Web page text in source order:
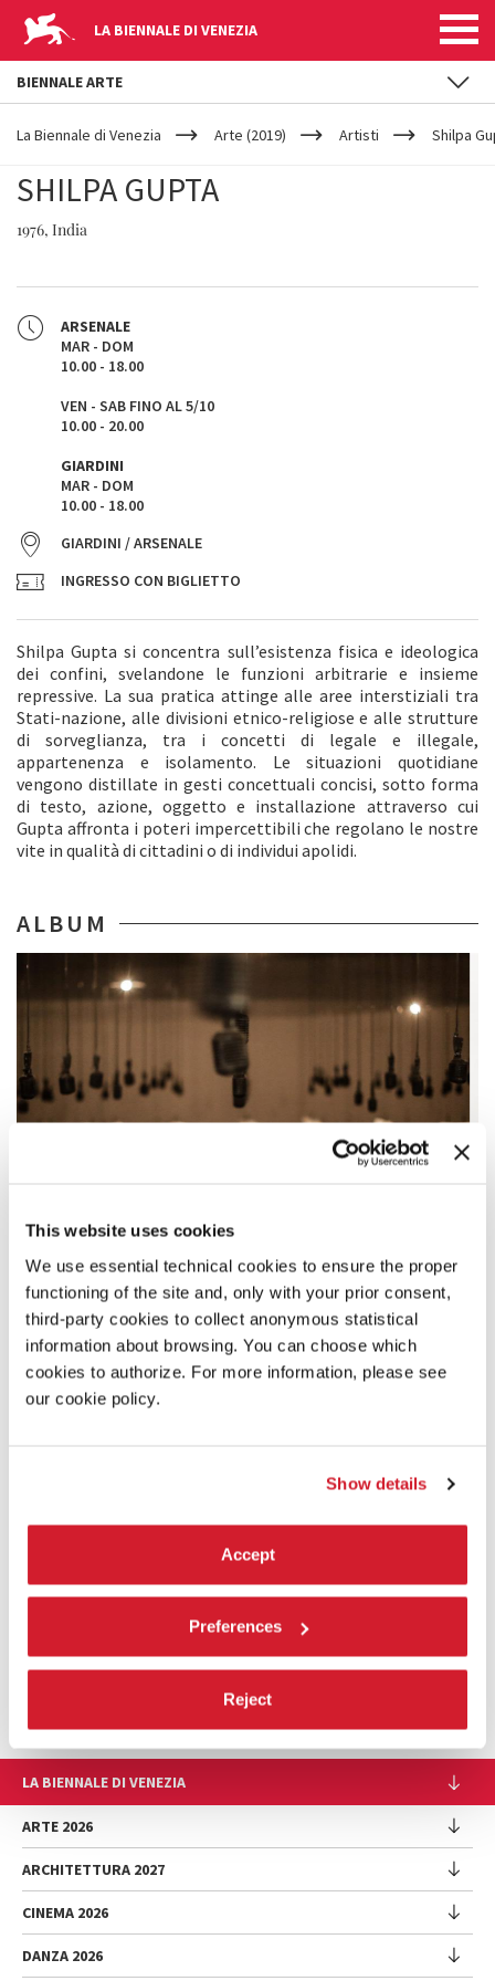
This website uses cookies
We use essential technical cookies to ensure the proper
functioning of the site and, only with your prior consent,
third-party cookies to collect anonymous statistical
information about browsing. You can choose which
cookies to authorize. For more information, please see
our cookie policy.
Show details
Accept
Preferences
Reject
LA BIENNALE DI VENEZIA
YOUR
ARE
La Biennale di Venezia Arte (2019) Artisti Shilpa
SHILPA GUPTA
1976, India
ARSENALE
MAR - DOM
10.00 - 18.00
VEN - SAB FINO AL 5/10
10.00 - 20.00
GIARDINI
MAR - DOM
10.00 - 18.00
GIARDINI / ARSENALE
INGRESSO CON BIGLIETTO
Shilpa Gupta si concentra sull’esistenza fisica e ideologica
dei confini, svelandone le funzioni arbitrarie e insieme
repressive. La sua pratica attinge alle aree interstiziali tra
Stati-nazione, alle divisioni etnico-religiose e alle strutture
di sorveglianza, tra i concetti di legale e illegale,
appartenenza e isolamento. Le situazioni quotidiane
vengono distillate in gesti concettuali concisi, sotto forma
di testo, azione, oggetto e installazione attraverso cui
Gupta affronta i poteri impercettibili che regolano le nostre
vite in qualità di cittadini o di individui apolidi.
ALBUM
GIARDINI
ARSENALE CONDIVIDI SU
BIENNALE ARTE
LA BIENNALE DI VENEZIA
L'Istituzione
Cariche istituzionali
Storia
Luoghi
Sponsorship
ARTE 2026
Esposizione
Intervento di Pietrangelo Buttafuoco
Intervento di Koyo Kouoh / La squadra di Koyo Kouoh
ARCHITETTURA 2027
Mostra
Partecipazioni Nazionali (procedura)
CINEMA 2026
Mostra
DANZA 2026